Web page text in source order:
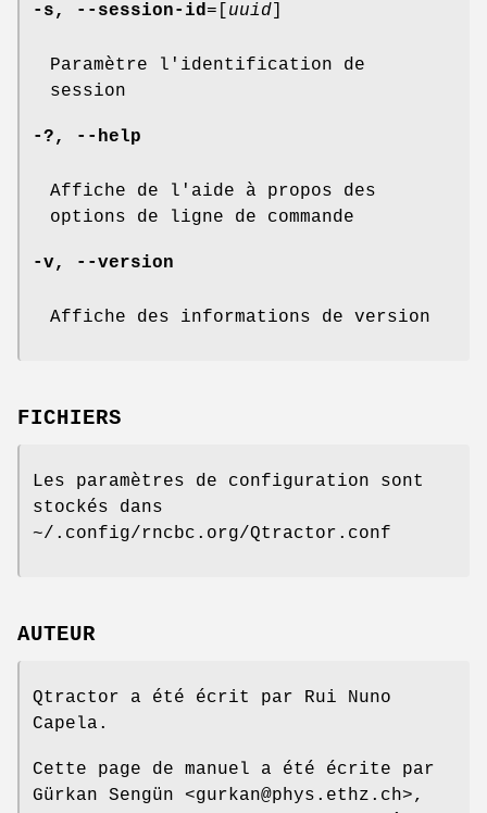
-s, --session-id=[ uuid
Paramètre l'identification de
session
-?, --help
Affiche de l'aide à propos des
options de ligne de commande
-v, --version
Affiche des informations de version
FICHIERS
Les paramètres de configuration sont
stockés dans
~/.config/rncbc.org/Qtractor.conf
AUTEUR
Qtractor a été écrit par Rui Nuno
Capela.
Cette page de manuel a été écrite par
Gürkan Sengün <gurkan@phys.ethz.ch>,